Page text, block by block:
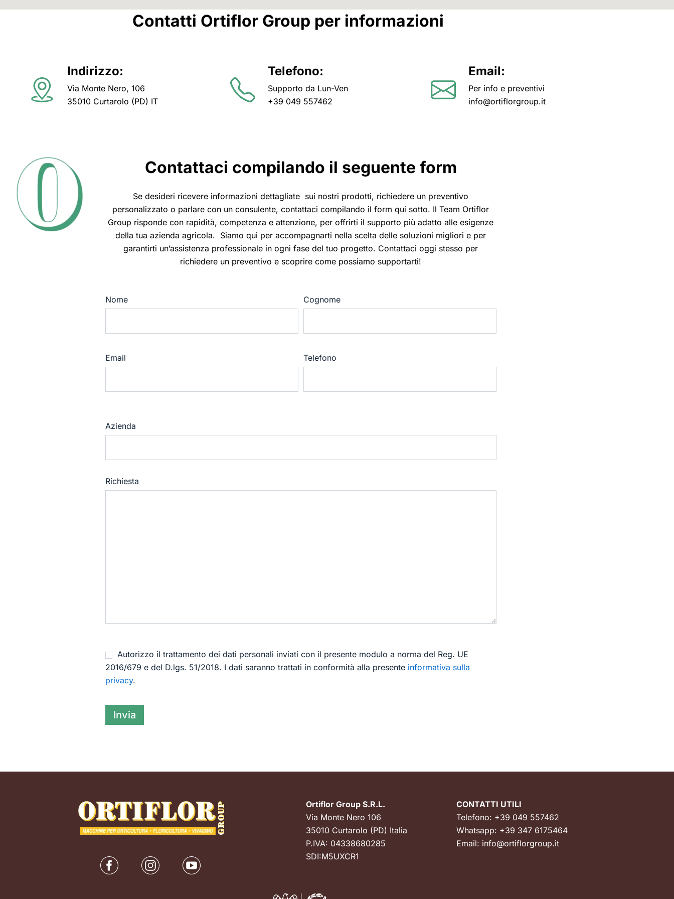
Contatti Ortiflor Group per informazioni
Indirizzo:
Via Monte Nero, 106
35010 Curtarolo (PD) IT
Telefono:
Supporto da Lun-Ven
+39 049 557462
Email:
Per info e preventivi
info@ortiflorgroup.it
Contattaci compilando il seguente form
Se desideri ricevere informazioni dettagliate sui nostri prodotti, richiedere un preventivo
personalizzato o parlare con un consulente, contattaci compilando il form qui sotto. Il Team Ortiflor
Group risponde con rapidità, competenza e attenzione, per offrirti il supporto più adatto alle esigenze
della tua azienda agricola. Siamo qui per accompagnarti nella scelta delle soluzioni migliori e per
garantirti un’assistenza professionale in ogni fase del tuo progetto. Contattaci oggi stesso per
richiedere un preventivo e scoprire come possiamo supportarti!
Nome Cognome
Email Telefono
Azienda
Richiesta
Autorizzo il trattamento dei dati personali inviati con il presente modulo a norma del Reg. UE
2016/679 e del D.lgs. 51/2018. I dati saranno trattati in conformità alla presente informativa sulla
privacy.
Ortiflor Group S.R.L.
Via Monte Nero 106
35010 Curtarolo (PD) Italia
P.IVA: 04338680285
SDI:M5UXCR1
CONTATTI UTILI
Telefono: +39 049 557462
Whatsapp: +39 347 6175464
Email: info@ortiflorgroup.it